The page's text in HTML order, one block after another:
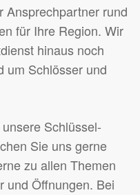
Ansprechpartner rund
für Ihre Region. Wir
hinaus noch
um Schlösser und
Schlüssel-
Sie uns gerne
zu allen Themen
und Öffnungen. Bei